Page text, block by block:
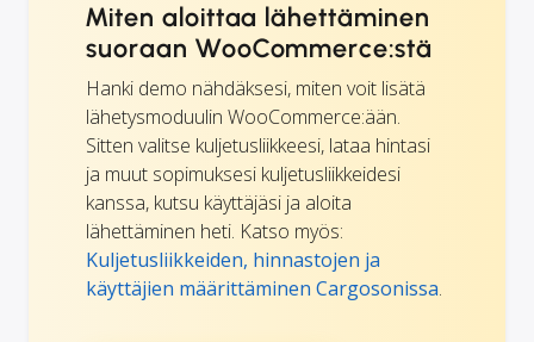
Miten aloittaa lähettäminen
suoraan WooCommerce:stä
Hanki demo nähdäksesi, miten voit lisätä
lähetysmoduulin WooCommerce:ään.
Sitten valitse kuljetusliikkeesi, lataa hintasi
ja muut sopimuksesi kuljetusliikkeidesi
kanssa, kutsu käyttäjäsi ja aloita
lähettäminen heti. Katso myös:
Kuljetusliikkeiden, hinnastojen ja
käyttäjien määrittäminen Cargosonissa.